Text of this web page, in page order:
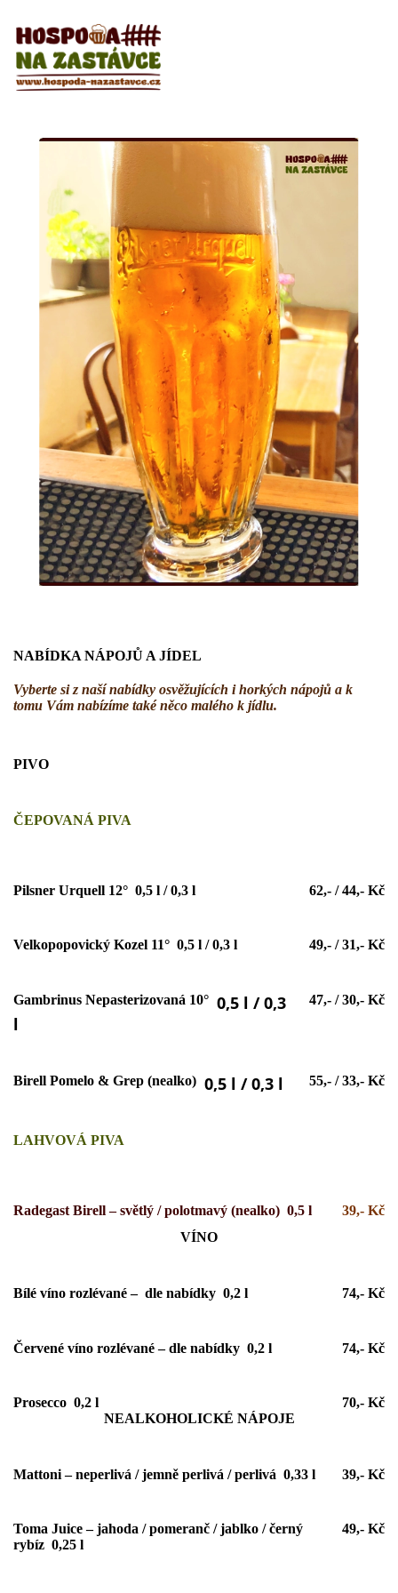
NABÍDKA NÁPOJŮ A JÍDEL
Vyberte si z naší nabídky osvěžujících i horkých nápojů a k
tomu Vám nabízíme také něco malého k jídlu.
PIVO
ČEPOVANÁ PIVA
Pilsner Urquell 12° 0,5 l / 0,3 l 62,- / 44,- Kč
Velkopopovický Kozel 11° 0,5 l / 0,3 l 49,- / 31,- Kč
Gambrinus Nepasterizovaná 10° 0,5 l / 0,3
l
47,- / 30,- Kč
Birell Pomelo & Grep (nealko) 0,5 l / 0,3 l 55,- / 33,- Kč
LAHVOVÁ PIVA
Radegast Birell – světlý / polotmavý (nealko) 0,5 l
39,- Kč
VÍNO
Bílé víno rozlévané – dle nabídky 0,2 l 74,- Kč
Červené víno rozlévané – dle nabídky 0,2 l 74,- Kč
Prosecco 0,2 l
70,- Kč
NEALKOHOLICKÉ NÁPOJE
Mattoni – neperlivá / jemně perlivá / perlivá 0,33 l 39,- Kč
Toma Juice – jahoda / pomeranč / jablko / černý
rybíz 0,25 l
49,- Kč